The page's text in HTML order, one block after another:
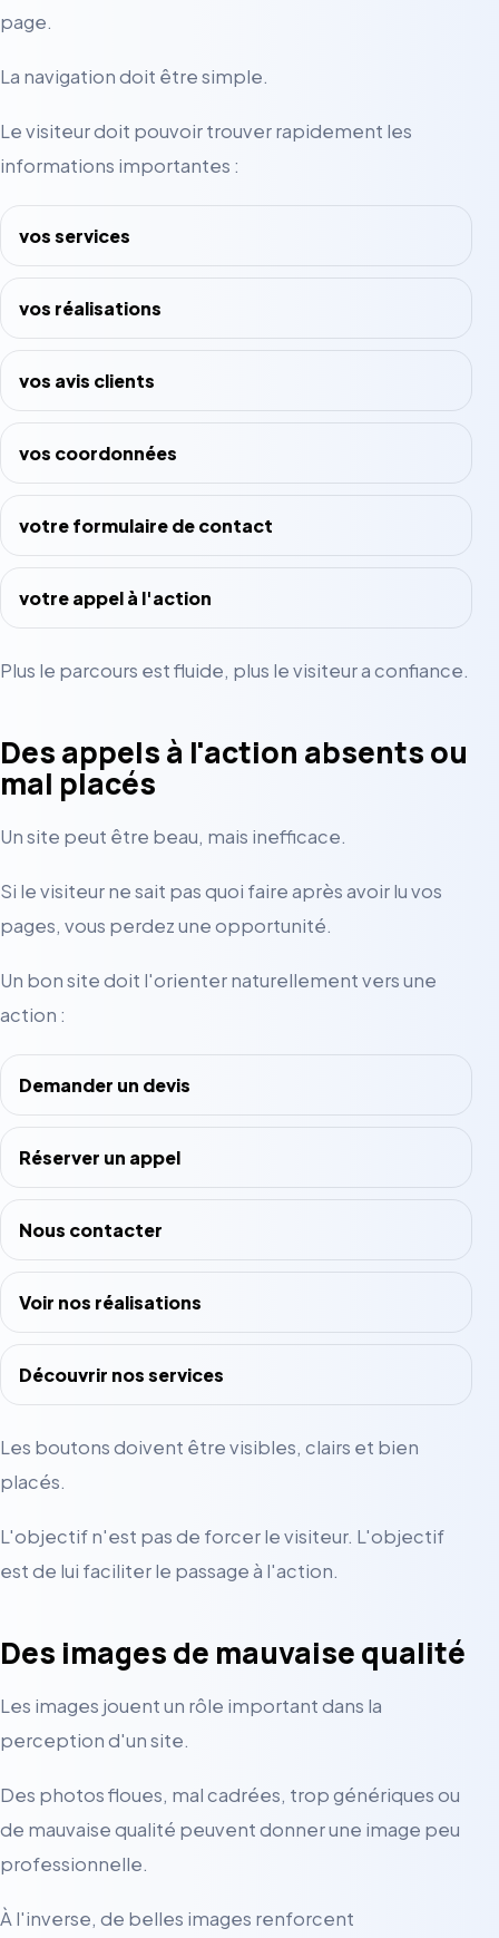
page.
La navigation doit être simple.
Le visiteur doit pouvoir trouver rapidement les
informations importantes :
vos services
vos réalisations
vos avis clients
vos coordonnées
votre formulaire de contact
votre appel à l'action
Plus le parcours est fluide, plus le visiteur a confiance.
Des appels à l'action absents ou
mal placés
Un site peut être beau, mais inefficace.
Si le visiteur ne sait pas quoi faire après avoir lu vos
pages, vous perdez une opportunité.
Un bon site doit l'orienter naturellement vers une
action :
Demander un devis
Réserver un appel
Nous contacter
Voir nos réalisations
Découvrir nos services
Les boutons doivent être visibles, clairs et bien
placés.
L'objectif n'est pas de forcer le visiteur. L'objectif
est de lui faciliter le passage à l'action.
Des images de mauvaise qualité
Les images jouent un rôle important dans la
perception d'un site.
Des photos floues, mal cadrées, trop génériques ou
de mauvaise qualité peuvent donner une image peu
professionnelle.
À l'inverse, de belles images renforcent